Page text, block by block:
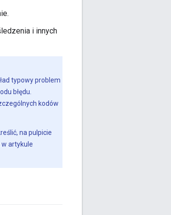
i innych
typowy problem
błędu.
kodów
na pulpicie
artykule